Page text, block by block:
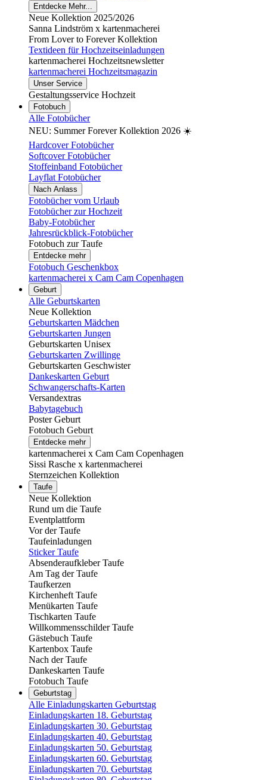
Entdecke Mehr...
Neue Kollektion 2025/2026
Sanna Lindström x kartenmacherei
From Lover to Forever Kollektion
Textideen für Hochzeitseinladungen
kartenmacherei Hochzeitsnewsletter
kartenmacherei Hochzeitsmagazin
Unser Service
Gestaltungsservice Hochzeit
Fotobuch
Alle Fotobücher
NEU: Summer Forever Kollektion 2026 ☀️
Hardcover Fotobücher
Softcover Fotobücher
Stoffeinband Fotobücher
Layflat Fotobücher
Nach Anlass
Fotobücher vom Urlaub
Fotobücher zur Hochzeit
Baby-Fotobücher
Jahresrückblick-Fotobücher
Fotobuch zur Taufe
Entdecke mehr
Fotobuch Geschenkbox
kartenmacherei x Cam Cam Copenhagen
Geburt
Alle Geburtskarten
Neue Kollektion
Geburtskarten Mädchen
Geburtskarten Jungen
Geburtskarten Unisex
Geburtskarten Zwillinge
Geburtskarten Geschwister
Dankeskarten Geburt
Schwangerschafts-Karten
Versandextras
Babytagebuch
Poster Geburt
Fotobuch Geburt
Entdecke mehr
kartenmacherei x Cam Cam Copenhagen
Sissi Rasche x kartenmacherei
Sternzeichen Kollektion
Taufe
Neue Kollektion
Rund um die Taufe
Eventplattform
Vor der Taufe
Taufeinladungen
Sticker Taufe
Absenderaufkleber Taufe
Am Tag der Taufe
Taufkerzen
Kirchenheft Taufe
Menükarten Taufe
Tischkarten Taufe
Willkommensschilder Taufe
Gästebuch Taufe
Kartenbox Taufe
Nach der Taufe
Dankeskarten Taufe
Fotobuch Taufe
Geburtstag
Alle Einladungskarten Geburtstag
Einladungskarten 18. Geburtstag
Einladungskarten 30. Geburtstag
Einladungskarten 40. Geburtstag
Einladungskarten 50. Geburtstag
Einladungskarten 60. Geburtstag
Einladungskarten 70. Geburtstag